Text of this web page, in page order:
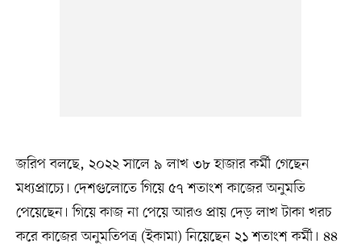
জরিপ বলছে, ২০২২ সালে ৯ লাখ ৩৮ হাজার কর্মী গেছেন
মধ‍্যপ্রাচ‍্যে। দেশগুলোতে গিয়ে ৫৭ শতাংশ কাজের অনুমতি
পেয়েছেন। গিয়ে কাজ না পেয়ে আরও প্রায় দেড় লাখ টাকা খরচ
করে কাজের অনুমতিপত্র (ইকামা) নিয়েছেন ২১ শতাংশ কর্মী। ৪৪